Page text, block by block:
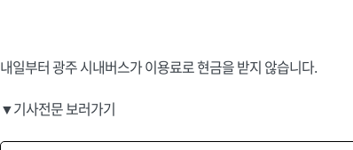
내일부터 광주 시내버스가 이용료로 현금을 받지 않습니다.
▼기사전문 보러가기